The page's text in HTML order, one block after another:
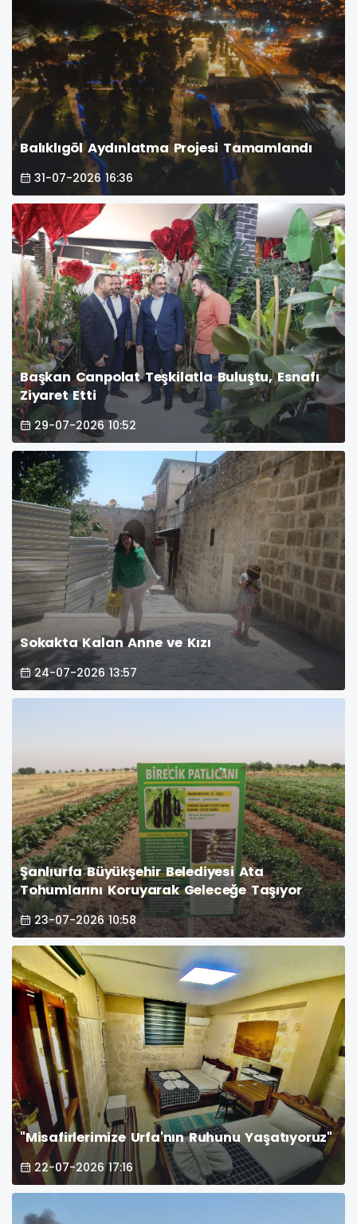
Balıklıgöl Aydınlatma Projesi Tamamlandı
31-07-2026 16:36
Başkan Canpolat Teşkilatla Buluştu, Esnafı
Ziyaret Etti
29-07-2026 10:52
Sokakta Kalan Anne ve Kızı
24-07-2026 13:57
Şanlıurfa Büyükşehir Belediyesi Ata
Tohumlarını Koruyarak Geleceğe Taşıyor
23-07-2026 10:58
"Misafirlerimize Urfa'nın Ruhunu Yaşatıyoruz"
22-07-2026 17:16